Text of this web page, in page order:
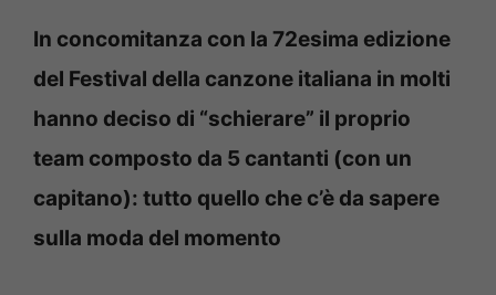
In concomitanza con la 72esima edizione
del Festival della canzone italiana in molti
hanno deciso di “schierare” il proprio
team composto da 5 cantanti (con un
capitano): tutto quello che c’è da sapere
sulla moda del momento